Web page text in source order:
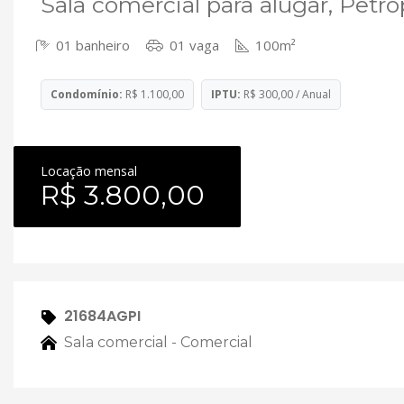
01 banheiro 01 vaga 100m²
Condomínio: R$ 1.100,00 IPTU: R$ 300,00 / Anual
Locação mensal
R$ 3.800,00
21684AGPI
Sala comercial - Comercial